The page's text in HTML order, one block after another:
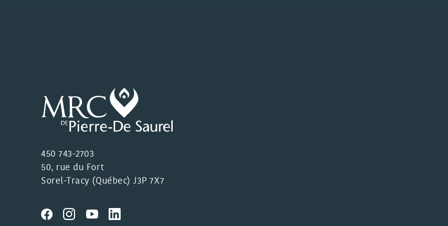
450 743-2703
50, rue du Fort
Sorel-Tracy (Québec) J3P 7X7